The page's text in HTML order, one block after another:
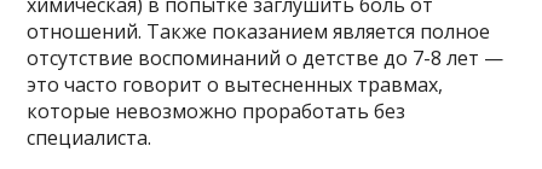
отношений. Также показанием является полное
отсутствие воспоминаний о детстве до 7-8 лет —
это часто говорит о вытесненных травмах,
которые невозможно проработать без
специалиста.